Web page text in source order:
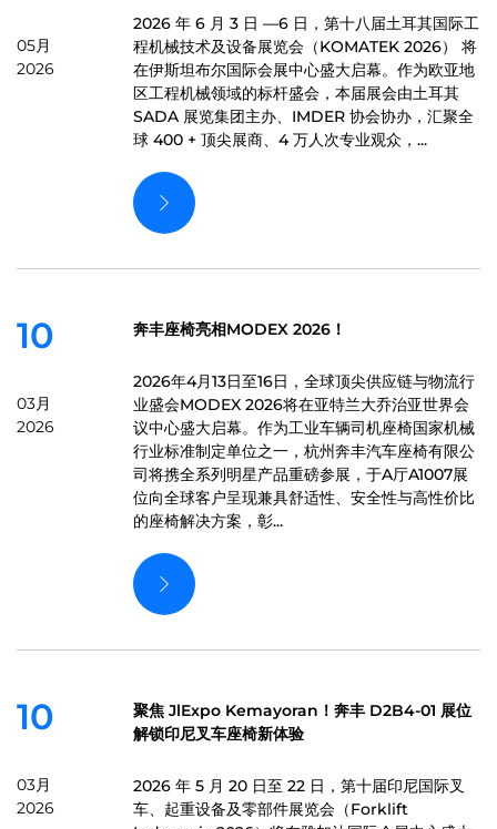
05月
2026
2026 年 6 月 3 日 —6 日，第十八届土耳其国际工
程机械技术及设备展览会（KOMATEK 2026） 将
在伊斯坦布尔国际会展中心盛大启幕。作为欧亚地
区工程机械领域的标杆盛会，本届展会由土耳其
SADA 展览集团主办、IMDER 协会协办，汇聚全
球 400 + 顶尖展商、4 万人次专业观众，...
10
03月
2026
奔丰座椅亮相MODEX 2026！
2026年4月13日至16日，全球顶尖供应链与物流行
业盛会MODEX 2026将在亚特兰大乔治亚世界会
议中心盛大启幕。作为工业车辆司机座椅国家机械
行业标准制定单位之一，杭州奔丰汽车座椅有限公
司将携全系列明星产品重磅参展，于A厅A1007展
位向全球客户呈现兼具舒适性、安全性与高性价比
的座椅解决方案，彰...
10
03月
2026
聚焦 JlExpo Kemayoran！奔丰 D2B4-01 展位
解锁印尼叉车座椅新体验
2026 年 5 月 20 日至 22 日，第十届印尼国际叉
车、起重设备及零部件展览会（Forklift